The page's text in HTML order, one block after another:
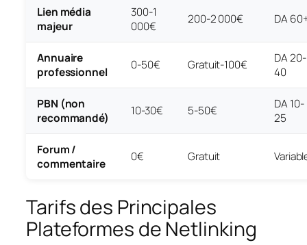
Lien média
majeur
300-1
000€
200-2 000€ DA
Annuaire
professionnel
0-50€ Gratuit-100€
DA 20-
40
PBN (non
recommandé)
10-30€ 5-50€
DA 10-
25
Forum /
commentaire
0€ Gratuit
Tarifs des Principales
Plateformes de Netlinking